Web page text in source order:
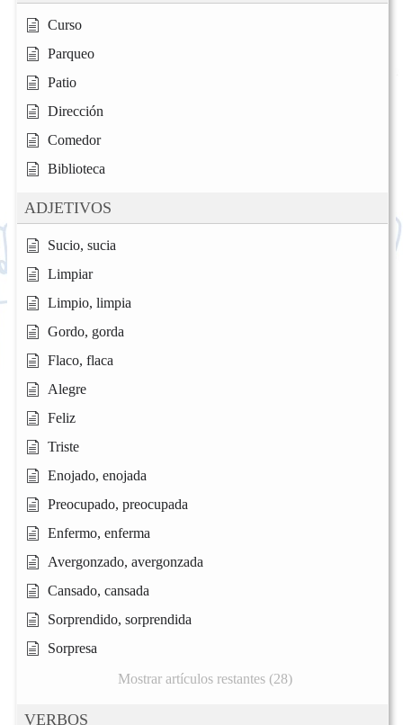
Curso
Parqueo
Patio
Dirección
Comedor
Biblioteca
ADJETIVOS
Sucio, sucia
Limpiar
Limpio, limpia
Gordo, gorda
Flaco, flaca
Alegre
Feliz
Triste
Enojado, enojada
Preocupado, preocupada
Enfermo, enferma
Avergonzado, avergonzada
Cansado, cansada
Sorprendido, sorprendida
Sorpresa
Mostrar artículos restantes (28)
VERBOS